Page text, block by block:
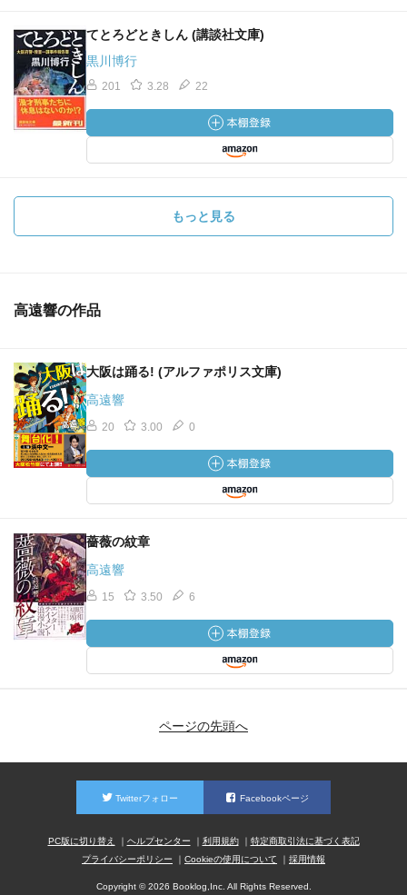
てとろどときしん (講談社文庫)
黒川博行
201 3.28 22
もっと見る
高遠響の作品
大阪は踊る! (アルファポリス文庫)
高遠響
20 3.00 0
薔薇の紋章
高遠響
15 3.50 6
ページの先頭へ
Twitterフォロー Facebookページ
PC版に切り替え ヘルプセンター 利用規約
特定商取引法に基づく表記
プライバシーポリシー
Cookieの使用について 採用情報
Copyright © 2026 Booklog,Inc. All Rights Reserved.